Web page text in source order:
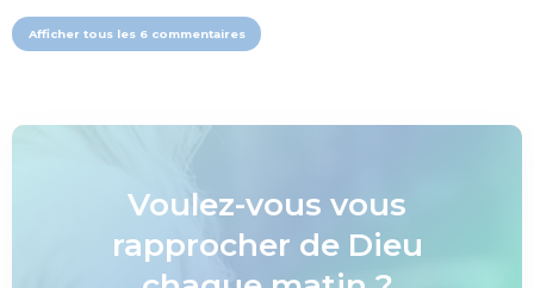
Afficher tous les 6 commentaires
Voulez-vous vous
rapprocher de Dieu